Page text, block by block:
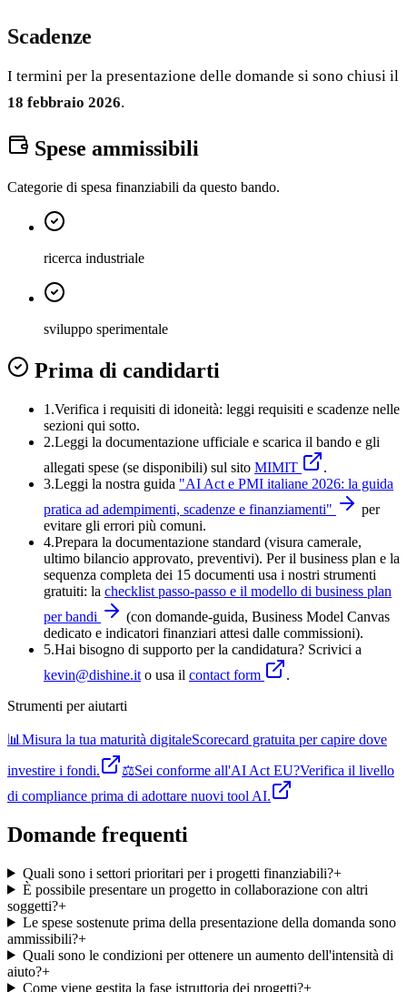
Scadenze
I termini per la presentazione delle domande si sono chiusi il
18 febbraio 2026.
Spese ammissibili
Categorie di spesa finanziabili da questo bando.
ricerca industriale
sviluppo sperimentale
Prima di candidarti
1.Verifica i requisiti di idoneità: leggi requisiti e scadenze nelle
sezioni qui sotto.
2.Leggi la documentazione ufficiale e scarica il bando e gli
allegati spese (se disponibili) sul sito MIMIT
.
3.Leggi la nostra guida "AI Act e PMI italiane 2026: la guida
pratica ad adempimenti, scadenze e finanziamenti"
per
evitare gli errori più comuni.
4.Prepara la documentazione standard (visura camerale,
ultimo bilancio approvato, preventivi). Per il business plan e la
sequenza completa dei 15 documenti usa i nostri strumenti
gratuiti: la checklist passo-passo e il modello di business plan
per bandi
(con domande-guida, Business Model Canvas
dedicato e indicatori finanziari attesi dalle commissioni).
5.Hai bisogno di supporto per la candidatura? Scrivici a
kevin@dishine.it o usa il contact form
.
Strumenti per aiutarti
📊 Misura la tua maturità digitaleScorecard gratuita per capire dove
investire i fondi.
⚖️Sei conforme all'AI Act EU?Verifica il livello
di compliance prima di adottare nuovi tool AI.
Domande frequenti
Quali sono i settori prioritari per i progetti finanziabili?+
È possibile presentare un progetto in collaborazione con altri
soggetti?+
Le spese sostenute prima della presentazione della domanda sono
ammissibili?+
Quali sono le condizioni per ottenere un aumento dell'intensità di
aiuto?+
Come viene gestita la fase istruttoria dei progetti?+